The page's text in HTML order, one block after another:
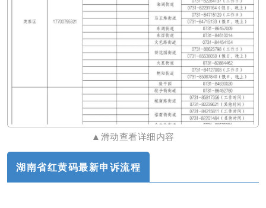
▲ 滑动查看详细内容
湖南省红黄码最新申诉流程